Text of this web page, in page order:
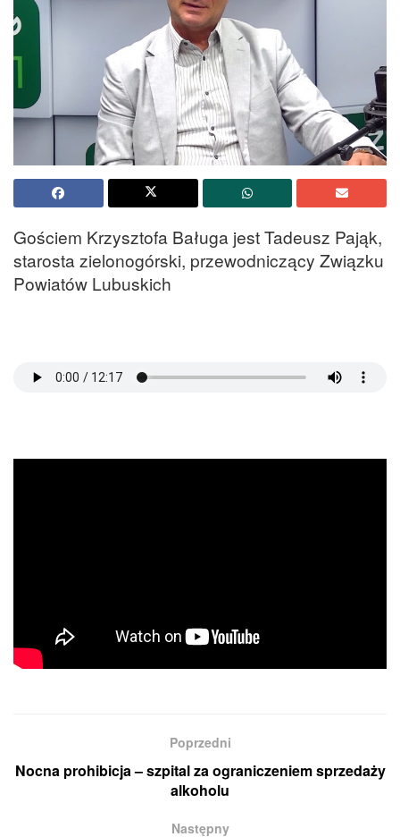
Gościem Krzysztofa Baługa jest Tadeusz Pająk,
starosta zielonogórski, przewodniczący Związku
Powiatów Lubuskich
Poprzedni
Nocna prohibicja – szpital za ograniczeniem sprzedaży
alkoholu
Następny